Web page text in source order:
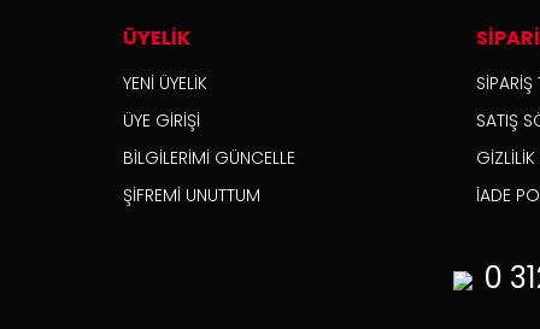
ÜYELİK
YENİ ÜYELİK
ÜYE GİRİŞİ
BİLGİLERİMİ GÜNCELLE
ŞİFREMİ UNUTTUM
SİPARİŞ
SATIŞ
İADE
0